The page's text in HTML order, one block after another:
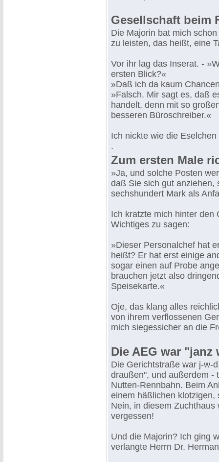
Gesellschaft beim
Die Majorin bat mich
zu leisten, das heißt, eine
Vor ihr lag das Inserat. -
ersten Blick?«
»Daß ich da kaum
»Falsch. Mir sagt es, daß
handelt, denn mit so
besseren Büroschreiber.«
Ich nickte wie die
.
Zum ersten Male
»Ja, und solche Posten
daß Sie sich gut anziehen,
sechshundert Mark als
Ich kratzte mich hinter den
Wichtiges zu sagen:
»Dieser Personalchef hat
heißt? Er hat erst einige
sogar einen auf Probe
brauchen jetzt also
Speisekarte.«
Oje, das klang alles
von ihrem verflossenen
mich siegessicher an die
Die AEG war
Die Gerichtstraße war j-w-
draußen", und außerdem -
Nutten-Rennbahn. Beim
einem häßlichen klotzigen,
Nein, in diesem
vergessen!
Und die Majorin? Ich ging
verlangte Herrn Dr.